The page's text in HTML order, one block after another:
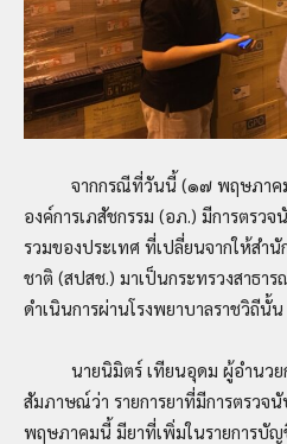
จากกรณีที่วันนี้ (๑๗ พฤษภาคม)
องค์การเภสัชกรรม (อภ.) มีการตรว
รวมของประเทศ ที่เปลี่ยนจากให้สำ
ชาติ (สปสช.) มาเป็นกระทรวงสาธา
ดำเนินการผ่านโรงพยาบาลราชวิถีนั้น
นายนิมิตร์ เทียนอุดม ผู้อำนวยกา
สัมภาษณ์ว่า รายการยาที่มีการตรว
พฤษภาคมนี้ มียาที่เพิ่มในรายการบั